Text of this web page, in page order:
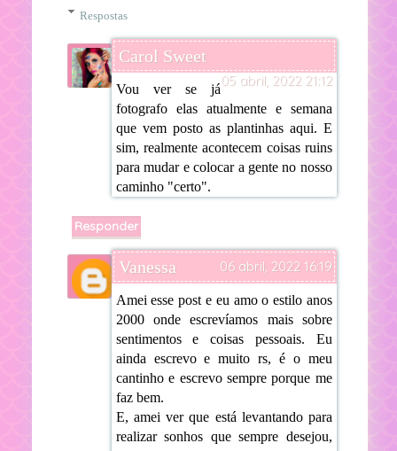
Respostas
Carol Sweet
05 abril, 2022 21:12
Vou ver se já
fotografo elas atualmente e semana
que vem posto as plantinhas aqui. E
sim, realmente acontecem coisas ruins
para mudar e colocar a gente no nosso
caminho "certo".
Responder
Vanessa 06 abril, 2022 16:19
Amei esse post e eu amo o estilo anos
2000 onde escrevíamos mais sobre
sentimentos e coisas pessoais. Eu
ainda escrevo e muito rs, é o meu
cantinho e escrevo sempre porque me
faz bem.
E, amei ver que está levantando para
realizar sonhos que sempre desejou,